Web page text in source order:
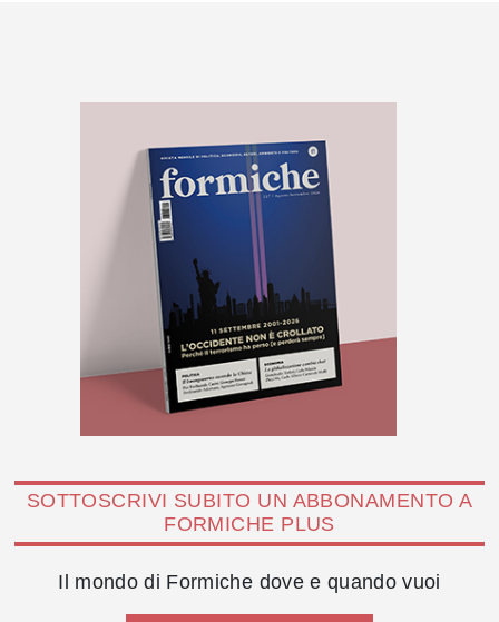
SOTTOSCRIVI SUBITO UN ABBONAMENTO A
FORMICHE PLUS
Il mondo di Formiche dove e quando vuoi